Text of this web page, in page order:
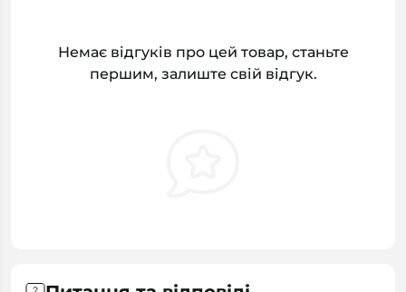
Немає відгуків про цей товар, станьте
першим, залиште свій відгук.